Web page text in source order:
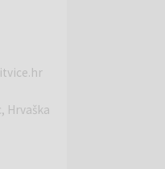
Hrvaška